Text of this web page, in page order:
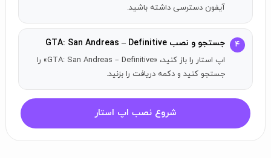
آیفون دسترسی داشته باشید.
۴ جستجو و نصب GTA: San Andreas – Definitive
اپ استار را باز کنید، «GTA: San Andreas – Definitive» را
جستجو کنید و دکمه دریافت را بزنید.
شروع نصب اپ استار